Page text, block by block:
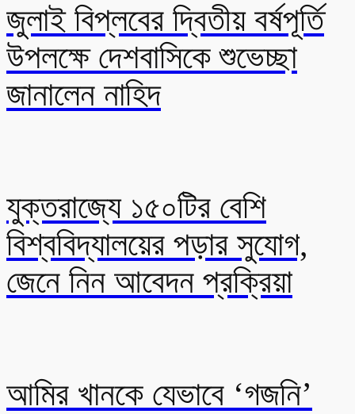
জুলাই বিপ্লবের দ্বিতীয় বর্ষপূর্তি
উপলক্ষে দেশবাসিকে শুভেচ্ছা
জানালেন নাহিদ
যুক্তরাজ্যে ১৫০টির বেশি
বিশ্ববিদ্যালয়ের পড়ার সুযোগ,
জেনে নিন আবেদন প্রক্রিয়া
আমির খানকে যেভাবে ‘গজনি’